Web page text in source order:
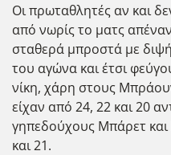
Οι πρωταθλητές αν και
από νωρίς το ματς
σταθερά μπροστά με
του αγώνα και έτσι
νίκη, χ΄αρη στους
είχαν από 24, 22 και 20
γηπεδούχους Μπάρετ
και 21.